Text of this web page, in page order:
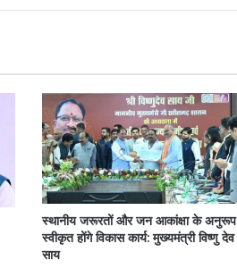
स्थानीय जरूरतों और जन आकांक्षा के अनुरूप
स्वीकृत होंगे विकास कार्य: मुख्यमंत्री विष्णु देव
साय